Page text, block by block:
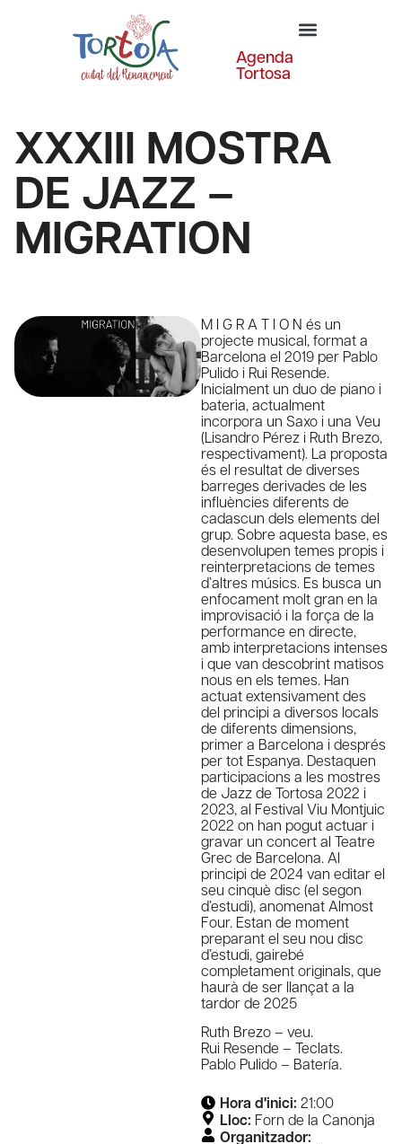
Agenda
Tortosa
XXXIII MOSTRA
DE JAZZ –
MIGRATION
M I G R A T I O N és un
projecte musical, format a
Barcelona el 2019 per Pablo
Pulido i Rui Resende.
Inicialment un duo de piano i
bateria, actualment
incorpora un Saxo i una Veu
(Lisandro Pérez i Ruth Brezo,
respectivament). La proposta
és el resultat de diverses
barreges derivades de les
influències diferents de
cadascun dels elements del
grup. Sobre aquesta base, es
desenvolupen temes propis i
reinterpretacions de temes
d’altres músics. Es busca un
enfocament molt gran en la
improvisació i la força de la
performance en directe,
amb interpretacions intenses
i que van descobrint matisos
nous en els temes. Han
actuat extensivament des
del principi a diversos locals
de diferents dimensions,
primer a Barcelona i després
per tot Espanya. Destaquen
participacions a les mostres
de Jazz de Tortosa 2022 i
2023, al Festival Viu Montjuic
2022 on han pogut actuar i
gravar un concert al Teatre
Grec de Barcelona. Al
principi de 2024 van editar el
seu cinquè disc (el segon
d’estudi), anomenat Almost
Four. Estan de moment
preparant el seu nou disc
d’estudi, gairebé
completament originals, que
haurà de ser llançat a la
tardor de 2025
Ruth Brezo – veu.
Rui Resende – Teclats.
Pablo Pulido – Batería.
Hora d'inici: 21:00
Lloc: Forn de la Canonja
Organitzador: